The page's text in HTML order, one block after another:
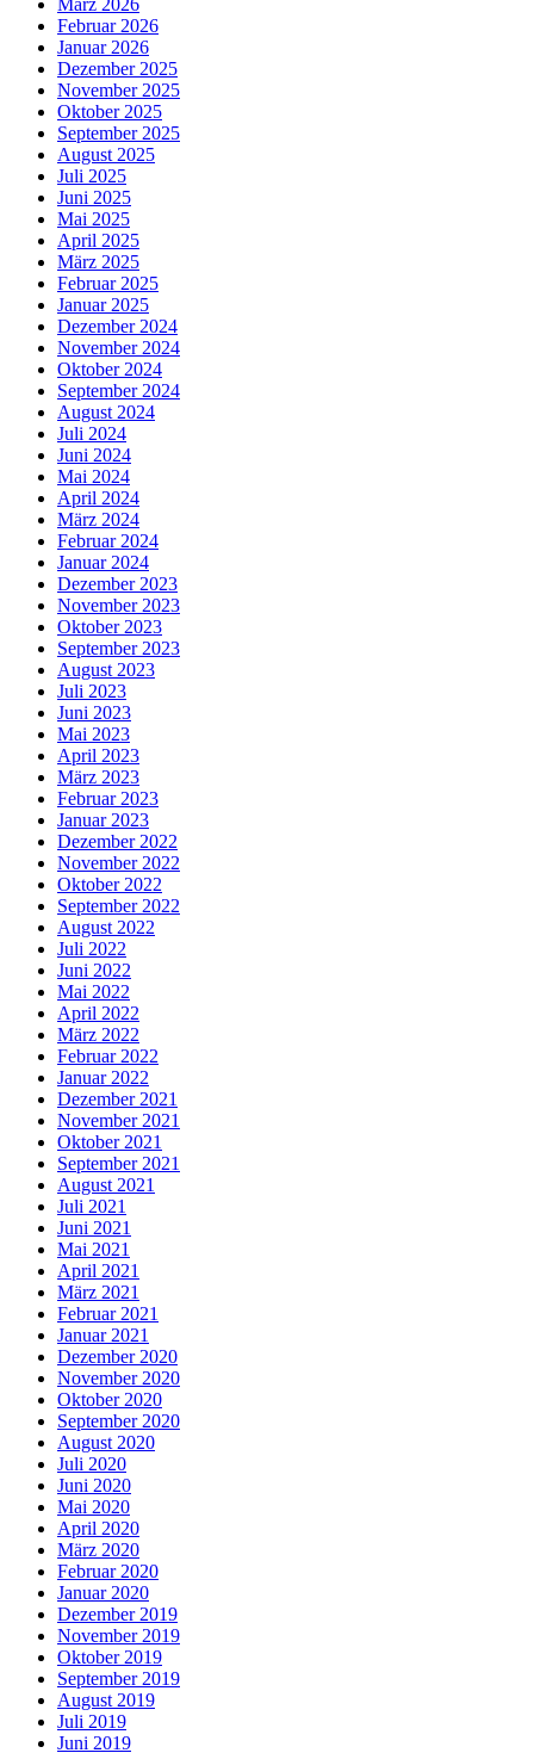
Februar 2026
Januar 2026
Dezember 2025
November 2025
Oktober 2025
September 2025
August 2025
Juli 2025
Juni 2025
Mai 2025
April 2025
März 2025
Februar 2025
Januar 2025
Dezember 2024
November 2024
Oktober 2024
September 2024
August 2024
Juli 2024
Juni 2024
Mai 2024
April 2024
März 2024
Februar 2024
Januar 2024
Dezember 2023
November 2023
Oktober 2023
September 2023
August 2023
Juli 2023
Juni 2023
Mai 2023
April 2023
März 2023
Februar 2023
Januar 2023
Dezember 2022
November 2022
Oktober 2022
September 2022
August 2022
Juli 2022
Juni 2022
Mai 2022
April 2022
März 2022
Februar 2022
Januar 2022
Dezember 2021
November 2021
Oktober 2021
September 2021
August 2021
Juli 2021
Juni 2021
Mai 2021
April 2021
März 2021
Februar 2021
Januar 2021
Dezember 2020
November 2020
Oktober 2020
September 2020
August 2020
Juli 2020
Juni 2020
Mai 2020
April 2020
März 2020
Februar 2020
Januar 2020
Dezember 2019
November 2019
Oktober 2019
September 2019
August 2019
Juli 2019
Juni 2019